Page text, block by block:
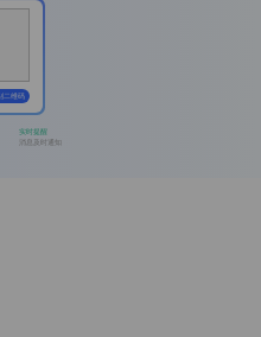
二维码
实时提醒
消息及时通知